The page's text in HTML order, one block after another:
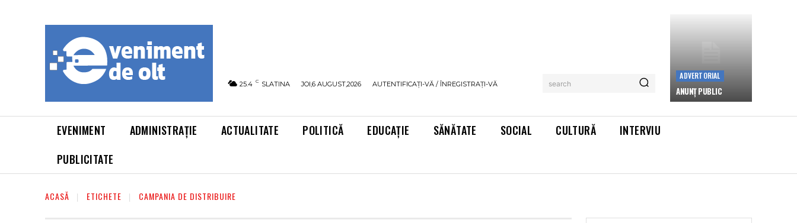
25.4 C SLATINA JOI,6 AUGUST,2026 AUTENTIFICAȚI-VĂ / ÎNREGISTRAȚI-VĂ search
ADVERTORIAL
ANUNȚ PUBLIC
EVENIMENT ADMINISTRAȚIE ACTUALITATE POLITICĂ EDUCAȚIE SĂNĂTATE SOCIAL CULTURĂ
INTERVIU
PUBLICITATE
ACASĂ ETICHETE CAMPANIA DE DISTRIBUIRE